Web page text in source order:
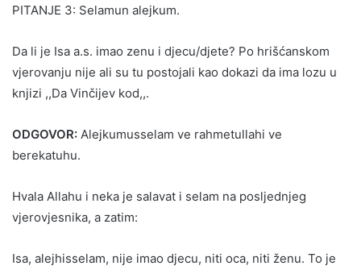
PITANJE 3: Selamun alejkum.
Da li je Isa a.s. imao zenu i djecu/djete? Po hrišćanskom
vjerovanju nije ali su tu postojali kao dokazi da ima lozu u
knjizi ,,Da Vinčijev kod,,.
ODGOVOR: Alejkumusselam ve rahmetullahi ve
berekatuhu.
Hvala Allahu i neka je salavat i selam na posljednjeg
vjerovjesnika, a zatim:
Isa, alejhisselam, nije imao djecu, niti oca, niti ženu. To je